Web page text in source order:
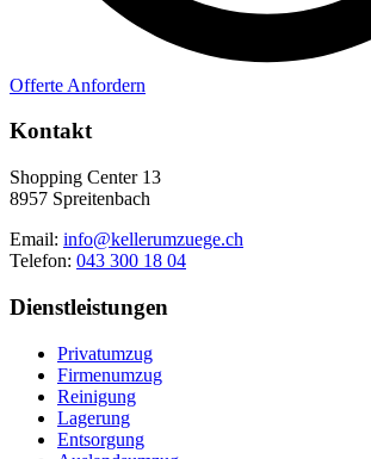
Offerte Anfordern
Kontakt
Shopping Center 13
8957 Spreitenbach
Email: info@kellerumzuege.ch
Telefon: 043 300 18 04
Dienstleistungen
Privatumzug
Firmenumzug
Reinigung
Lagerung
Entsorgung